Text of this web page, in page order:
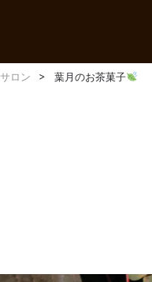
サロン 葉月のお茶菓子